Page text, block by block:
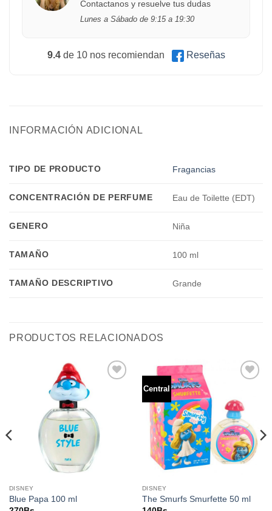
Contactanos y resuelve tus dudas
Lunes a Sábado de 9:15 a 19:30
9.4de 10 nos recomiendan Reseñas
INFORMACIÓN ADICIONAL
TIPO DE PRODUCTO Fragancias
CONCENTRACIÓN DE PERFUME Eau de Toilette (EDT)
GENERO Niña
TAMAÑO 100 ml
TAMAÑO DESCRIPTIVO Grande
PRODUCTOS RELACIONADOS
DISNEY
Blue Papa 100 ml
Central
lista de
deseos
DISNEY
The Smurfs Smurfette 50 ml